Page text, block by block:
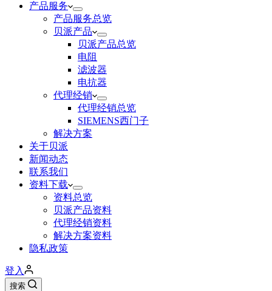
产品服务
产品服务总览
贝派产品
贝派产品总览
电阻
滤波器
电抗器
代理经销
代理经销总览
SIEMENS西门子
解决方案
关于贝派
新闻动态
联系我们
资料下载
资料总览
贝派产品资料
代理经销资料
解决方案资料
隐私政策
登入
搜索